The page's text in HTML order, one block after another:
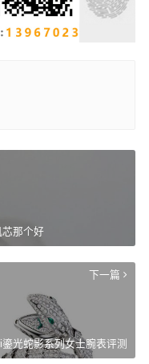
那个好
下一篇
光蛇影系列女士腕表评测